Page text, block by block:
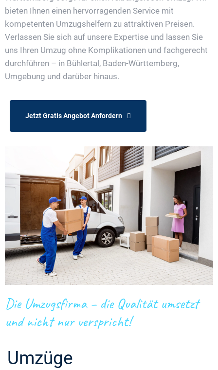
bieten Ihnen einen hervorragenden Service mit
kompetenten Umzugshelfern zu attraktiven Preisen.
Verlassen Sie sich auf unsere Expertise und lassen Sie
uns Ihren Umzug ohne Komplikationen und fachgerecht
durchführen – in Bühlertal, Baden-Württemberg,
Umgebung und darüber hinaus.
Jetzt Gratis Angebot Anfordern
Die Umzugsfirma – die Qualität umsetzt
und nicht nur verspricht!
Umzüge